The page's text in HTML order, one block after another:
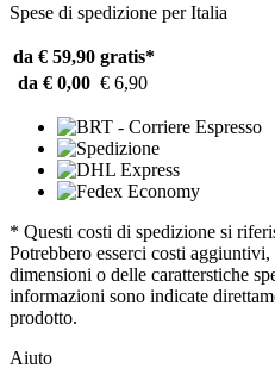
Spese di spedizione per Italia
da € 59,90 gratis*
da € 0,00 € 6,90
* Questi costi di spedizione si
Potrebbero esserci costi aggiuntivi,
dimensioni o delle caratterstiche
informazioni sono indicate
prodotto.
Aiuto